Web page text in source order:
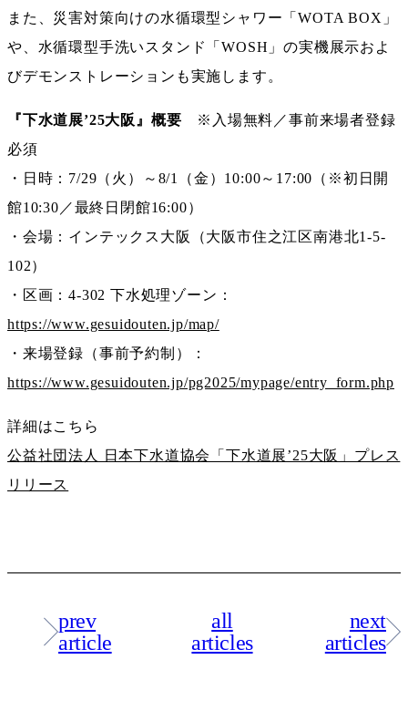
また、災害対策向けの水循環型シャワー「WOTA BOX」
や、水循環型手洗いスタンド「WOSH」の実機展示およ
びデモンストレーションも実施します。
『下水道展’25大阪』概要 ※入場無料／事前来場者登録
必須
・日時：7/29（火）～8/1（金）10:00～17:00（※初日開
館10:30／最終日閉館16:00）
・会場：インテックス大阪（大阪市住之江区南港北1-5-
102）
・区画：4-302 下水処理ゾーン：
https://www.gesuidouten.jp/map/
・来場登録（事前予約制）：
https://www.gesuidouten.jp/pg2025/mypage/entry_form.php
詳細はこちら
公益社団法人 日本下水道協会「下水道展’25大阪」プレス
リリース
prev
article
all
articles
next
articles